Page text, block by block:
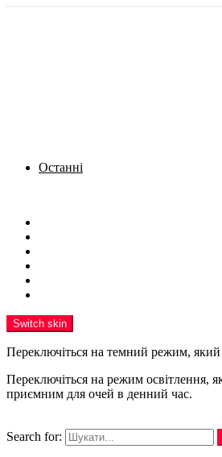
Останні
Switch skin
Переключіться на темний режим,
Переключіться на режим освітлення,
приємним для очей в денний час.
Search for: